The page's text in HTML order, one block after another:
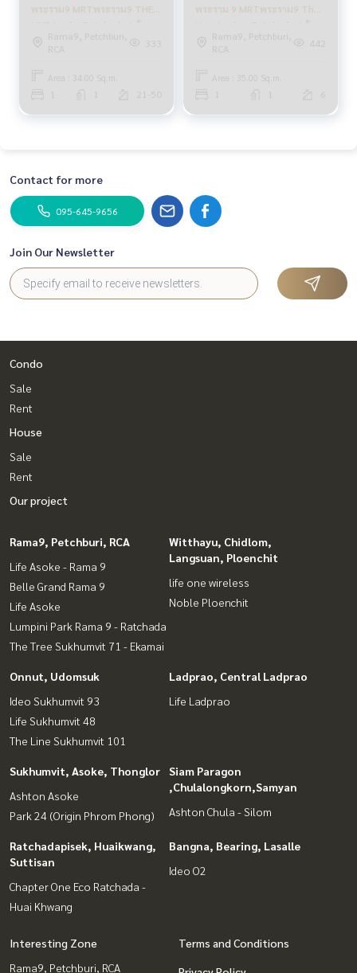
พระราม9 MRTพระราม9 THE
LINE Asoke-Ratchada 1ห้อง
นอน ชั้นสูง
Rama9, Petchburi,
RCA
Area : 34.00 Sq.m.
21-50
พระราม 9 MRTพระราม9 The
Line Asoke - Ratchada 1ห้อง
นอนRama9, Petchburi,
RCA
442
Area : 35.00 Sq.m.
6
Contact for more
095-645-9656
Join Our Newsletter
Condo
Sale
Rent
House
Sale
Rent
Our project
Rama9, Petchburi, RCA
Life Asoke - Rama 9
Belle Grand Rama 9
Life Asoke
Lumpini Park Rama 9 - Ratchada
The Tree Sukhumvit 71 - Ekamai
Witthayu, Chidlom,
Langsuan, Ploenchit
life one wireless
Noble Ploenchit
Onnut, Udomsuk
Ideo Sukhumvit 93
Life Sukhumvit 48
The Line Sukhumvit 101
Ladprao, Central Ladprao
Life Ladprao
Sukhumvit, Asoke, Thonglor
Ashton Asoke
Park 24 (Origin Phrom Phong)
Siam Paragon
,Chulalongkorn,Samyan
Ashton Chula - Silom
Ratchadapisek, Huaikwang,
Suttisan
Chapter One Eco Ratchada -
Huai Khwang
Bangna, Bearing, Lasalle
Ideo O2
Interesting Zone
Rama9, Petchburi, RCA
Terms and Conditions